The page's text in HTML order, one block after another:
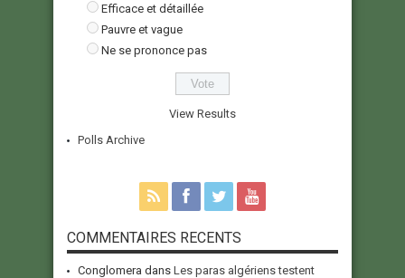
Efficace et détaillée
Pauvre et vague
Ne se prononce pas
View Results
Polls Archive
COMMENTAIRES RECENTS
Conglomera dans Les paras algériens testent